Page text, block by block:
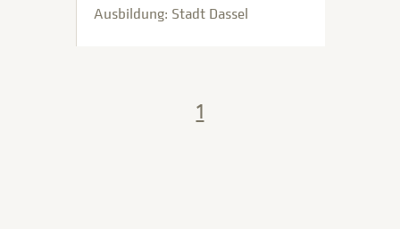
Ausbildung: Stadt Dassel
1